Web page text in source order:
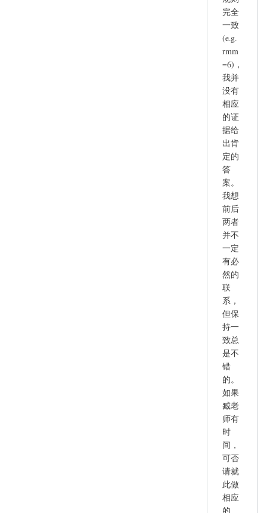
完全
一致
(e.g.
rmm
=6)，
我并
没有
相应
的证
据给
出肯
定的
答
案。
我想
前后
两者
并不
一定
有必
然的
联
系，
但保
持一
致总
是不
错
的。
如果
臧老
师有
时
间，
可否
请就
此做
相应
的